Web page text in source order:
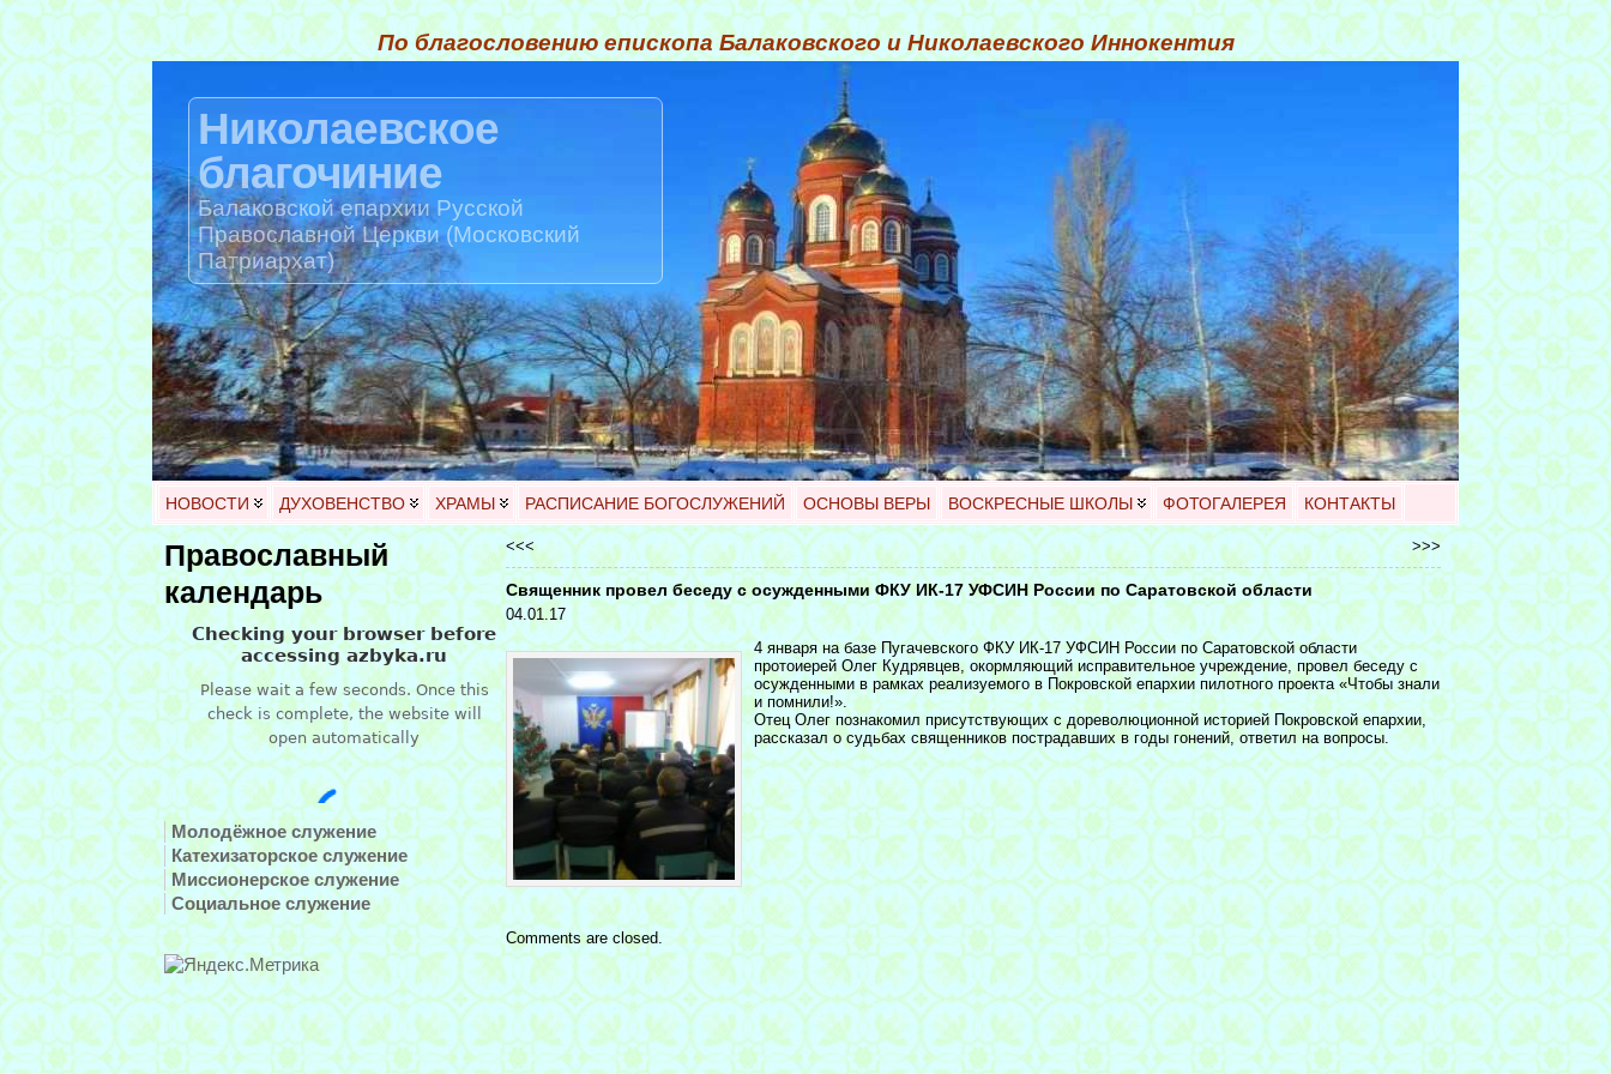
По благословению епископа Балаковского и Николаевского Иннокентия
Николаевское
благочиние
Балаковской епархии Русской
Православной Церкви (Московский
Патриархат)
НОВОСТИ ДУХОВЕНСТВО ХРАМЫ РАСПИСАНИЕ БОГОСЛУЖЕНИЙ ОСНОВЫ ВЕРЫ ВОСКРЕСНЫЕ ШКОЛЫ ФОТОГАЛЕРЕЯ КОНТАКТЫ
Православный
календарь
Молодёжное служение
Катехизаторское служение
Миссионерское служение
Социальное служение
<<< >>>
Священник провел беседу с осужденными ФКУ ИК-17 УФСИН России по Саратовской области
04.01.17
4 января на базе Пугачевского ФКУ ИК-17 УФСИН России по Саратовской области
протоиерей Олег Кудрявцев, окормляющий исправительное учреждение, провел беседу с
осужденными в рамках реализуемого в Покровской епархии пилотного проекта «Чтобы знали
и помнили!».
Отец Олег познакомил присутствующих с дореволюционной историей Покровской епархии,
рассказал о судьбах священников пострадавших в годы гонений, ответил на вопросы.
Comments are closed.